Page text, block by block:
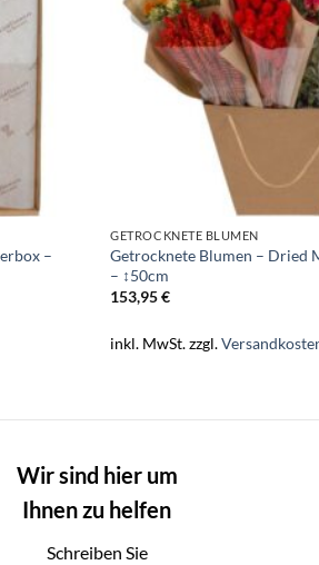
–
GETROCKNETE BLUMEN
Getrocknete Blumen – Dried
– ↕50cm
153,95€
inkl. MwSt.zzgl.
Wir sind hier um
Ihnen zu helfen
Schreiben Sie